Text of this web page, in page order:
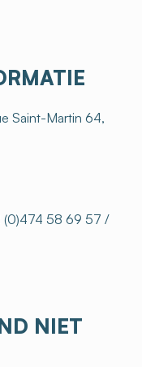
Saint-Martin 64,
(0)474 58 69 57 /
NIET